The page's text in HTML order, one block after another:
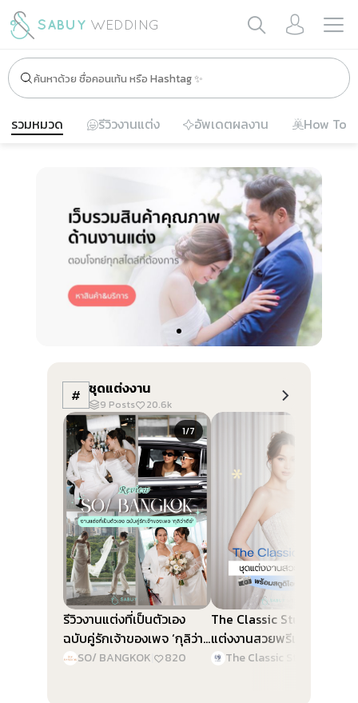
รวมหมวด รีวิวงานแต่ง อัพเดตผลงาน How To
# ชุดแต่งงาน
9 Posts 20.6k
Slide 1 of 7
1/7
รีวิวงานแต่งที่เป็นตัวเอง
ฉบับคู่รักเจ้าของเพจ ‘กุลิว่า
ดีย์’ @SO/ BANGKOK
SO/ BANGKOK 820
Slide 1 of 5
The Classic Studio ชุด
แต่งงานสวยพรีเมียม พร้อม
สตูดิโอถ่ายภาพ